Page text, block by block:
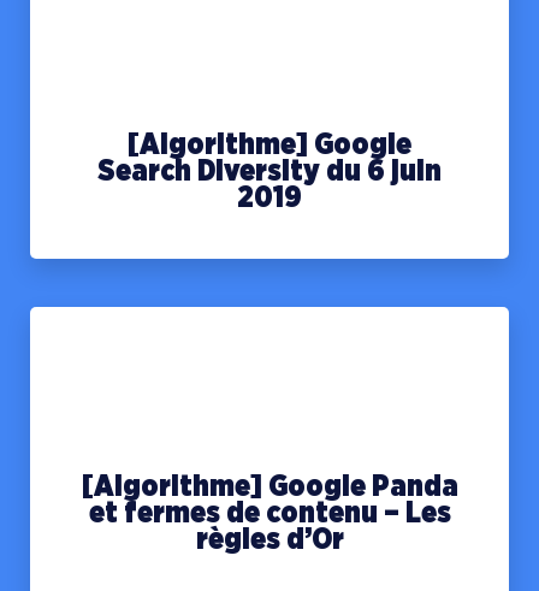
[Algorithme] Google
Search Diversity du 6 juin
2019
[Algorithme] Google Panda
et fermes de contenu – Les
règles d’Or